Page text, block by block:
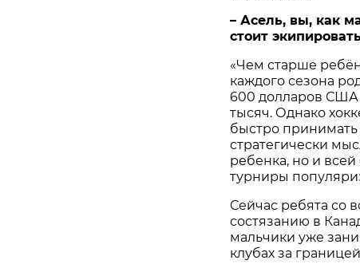
– Асель, вы, как
стоит
«Чем старше
каждого сезона
600 долларов США.
тысяч. Однако
быстро принимать
стратегически
ребенка, но и
турниры
Сейчас ребята со
состязанию в
мальчики уже
клубах за